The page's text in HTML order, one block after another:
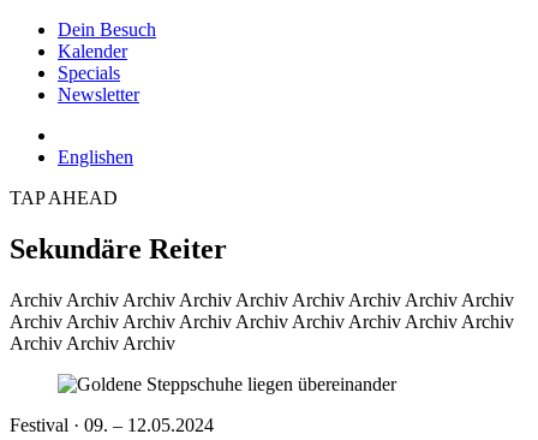
Dein Besuch
Kalender
Specials
Newsletter
Englishen
TAP AHEAD
Sekundäre Reiter
Archiv Archiv Archiv Archiv Archiv Archiv Archiv Archiv Archiv
Archiv Archiv Archiv Archiv Archiv Archiv Archiv Archiv Archiv
Archiv Archiv Archiv
Festival · 09. – 12.05.2024